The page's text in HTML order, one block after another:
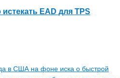
EAD для TPS